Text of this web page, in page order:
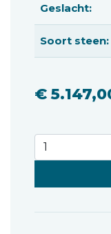
Geslacht:
Soort steen:
€